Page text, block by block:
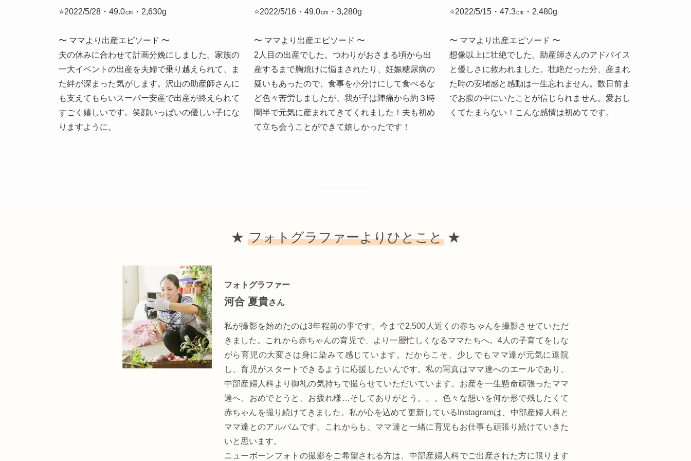
⭐2022/5/28・49.0㎝・2,630g
〜 ママより出産エピソード 〜
夫の休みに合わせて計画分娩にしました。家族の
一大イベントの出産を夫婦で乗り越えられて、ま
た絆が深まった気がします。沢山の助産師さんに
も支えてもらいスーパー安産で出産が終えられて
すごく嬉しいです。笑顔いっぱいの優しい子にな
りますように。
⭐2022/5/16・49.0㎝・3,280g
〜 ママより出産エピソード 〜
2人目の出産でした。つわりがおさまる頃から出
産するまで胸焼けに悩まされたり、妊娠糖尿病の
疑いもあったので、食事を小分けにして食べるな
ど色々苦労しましたが、我が子は陣痛から約３時
間半で元気に産まれてきてくれました！夫も初め
て立ち会うことができて嬉しかったです！
⭐2022/5/15・47.3㎝・2,480g
〜 ママより出産エピソード 〜
想像以上に壮絶でした。助産師さんのアドバイス
と優しさに救われました。壮絶だった分、産まれ
た時の安堵感と感動は一生忘れません。数日前ま
でお腹の中にいたことが信じられません。愛おし
くてたまらない！こんな感情は初めてです。
★ フォトグラファーよりひとこと★
フォトグラファー
河合 夏貴さん
私が撮影を始めたのは3年程前の事です。今まで2,500人近くの赤ちゃんを撮影させていただ
きました。これから赤ちゃんの育児で、より一層忙しくなるママたちへ。4人の子育てをしな
がら育児の大変さは身に染みて感じています。だからこそ、少しでもママ達が元気に退院
し、育児がスタートできるように応援したいんです。私の写真はママ達へのエールであり、
中部産婦人科より御礼の気持ちで撮らせていただいています。お産を一生懸命頑張ったママ
達へ、おめでとうと、お疲れ様…そしてありがとう。。。色々な想いを何か形で残したくて
赤ちゃんを撮り続けてきました。私が心を込めて更新しているInstagramは、中部産婦人科と
ママ達とのアルバムです。これからも、ママ達と一緒に育児もお仕事も頑張り続けていきた
いと思います。
ニューボーンフォトの撮影をご希望される方は、中部産婦人科でご出産された方に限ります